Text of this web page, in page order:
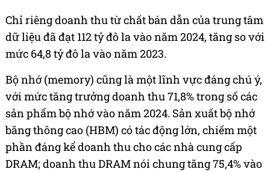
Chỉ riêng doanh thu từ chất bán dẫn của trung tâm
dữ liệu đã đạt 112 tỷ đô la vào năm 2024, tăng so với
mức 64,8 tỷ đô la vào năm 2023.
Bộ nhớ (memory) cũng là một lĩnh vực đáng chú ý,
với mức tăng trưởng doanh thu 71,8% trong số các
sản phẩm bộ nhớ vào năm 2024. Sản xuất bộ nhớ
băng thông cao (HBM) có tác động lớn, chiếm một
phần đáng kể doanh thu cho các nhà cung cấp
DRAM; doanh thu DRAM nói chung tăng 75,4% vào